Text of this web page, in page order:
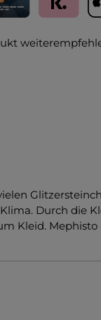
Durch die
Kleid.